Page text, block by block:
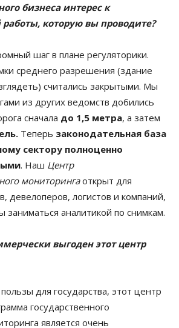
бизнеса интерес к
работы, которую вы проводите?
шаг в плане регуляторики.
среднего разрешения (здание
считались закрытыми. Мы
из других ведомств добились
сначала до 1,5 метра, а затем
Теперь законодательная база
сектору полноценно
. Наш Центр
мониторингаоткрыт для
девелоперов, логистов и компаний,
заниматься аналитикой по снимкам.
выгоден этот центр
для государства, этот центр
государственного
является очень